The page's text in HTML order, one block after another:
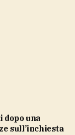
sull’inchiesta